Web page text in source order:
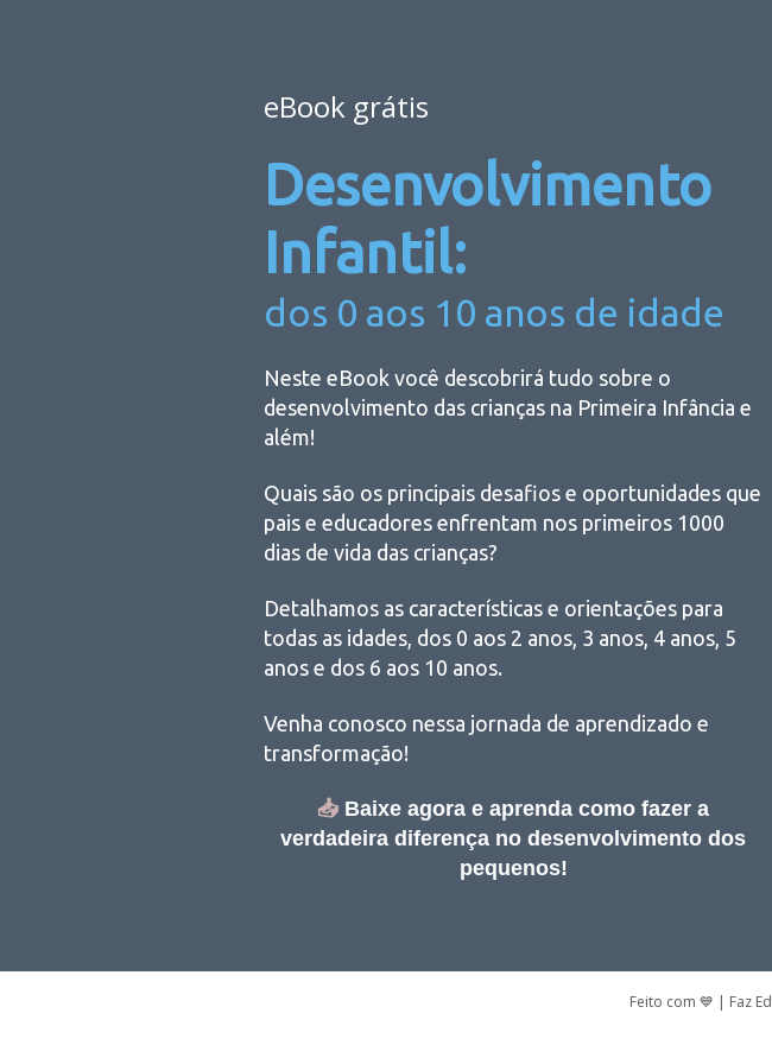
eBook grátis
Desenvolvimento
Infantil:
dos 0 aos 10 anos de idade
Neste eBook você descobrirá tudo sobre o
desenvolvimento das crianças na Primeira Infância e
além!
Quais são os principais desafios e oportunidades que
pais e educadores enfrentam nos primeiros 1000
dias de vida das crianças?
Detalhamos as características e orientações para
todas as idades, dos 0 aos 2 anos, 3 anos, 4 anos, 5
anos e dos 6 aos 10 anos.
Venha conosco nessa jornada de aprendizado e
transformação!
📥 Baixe agora e aprenda como fazer a
verdadeira diferença no desenvolvimento dos
pequenos!
Feito com 💙 | Faz